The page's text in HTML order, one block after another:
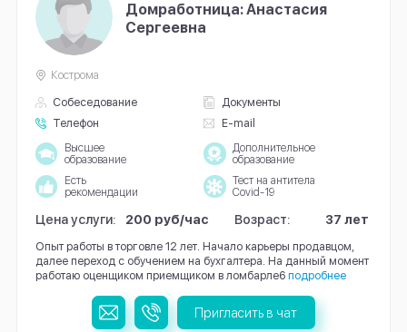
Домработница: Анастасия
Сергеевна
Собеседование
Документы
Телефон
E-mail
Кострома
Высшее
образование
Дополнительное
образование
Есть
рекомендации
Тест на антитела
Covid-19
Цена услуги: 200 руб/час Возраст: 37 лет
Опыт работы в торговле 12 лет. Начало карьеры продавцом,
далее переход с обучением на бухгалтера. На данный момент
работаю оценщиком приемщиком в ломбарле6 подробнее
Пригласить в чат